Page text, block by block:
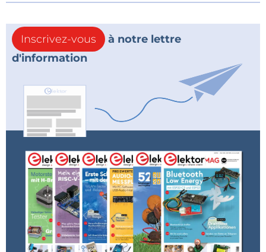
Inscrivez-vous
à notre lettre
d'information